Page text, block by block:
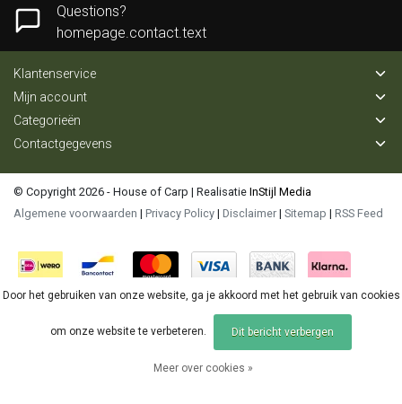
Questions?
homepage.contact.text
Klantenservice
Mijn account
Categorieën
Contactgegevens
© Copyright 2026 - House of Carp | Realisatie InStijl Media
Algemene voorwaarden | Privacy Policy | Disclaimer | Sitemap | RSS Feed
Door het gebruiken van onze website, ga je akkoord met het gebruik van cookies
om onze website te verbeteren. Dit bericht verbergen
Meer over cookies »